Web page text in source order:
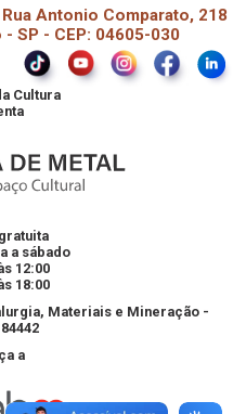
Antonio Comparato, 218
SP - CEP: 04605-030
Cultura
a sábado
12:00
18:00
Materiais e Mineração -
a